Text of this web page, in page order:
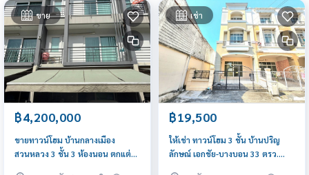
ขาย
฿4,200,000
ขายทาวน์โฮม บ้านกลางเมือง
สวนหลวง 3 ชั้น 3 ห้องนอน ตกแต่ง
เช่า
฿19,500
ให้เช่า ทาวน์โฮม 3 ชั้น บ้านปริญ
ลักษณ์ เอกชัย-บางบอน 33 ตรว.